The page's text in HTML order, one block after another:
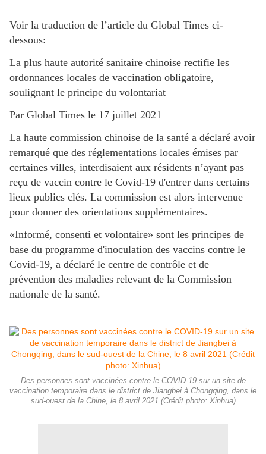
Voir la traduction de l’article du Global Times ci-
dessous:
La plus haute autorité sanitaire chinoise rectifie les
ordonnances locales de vaccination obligatoire,
soulignant le principe du volontariat
Par Global Times le 17 juillet 2021
La haute commission chinoise de la santé a déclaré avoir
remarqué que des réglementations locales émises par
certaines villes, interdisaient aux résidents n’ayant pas
reçu de vaccin contre le Covid-19 d'entrer dans certains
lieux publics clés. La commission est alors intervenue
pour donner des orientations supplémentaires.
«Informé, consenti et volontaire» sont les principes de
base du programme d'inoculation des vaccins contre le
Covid-19, a déclaré le centre de contrôle et de
prévention des maladies relevant de la Commission
nationale de la santé.
Des personnes sont vaccinées contre le COVID-19 sur un site de
vaccination temporaire dans le district de Jiangbei à Chongqing, dans le
sud-ouest de la Chine, le 8 avril 2021 (Crédit photo: Xinhua)